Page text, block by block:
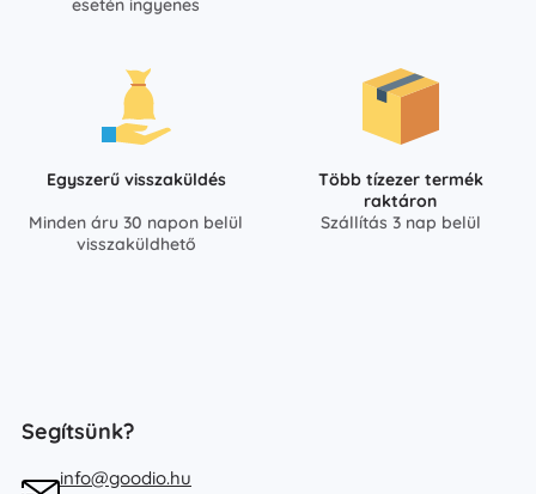
esetén ingyenes
Egyszerű visszaküldés
Minden áru 30 napon belül
visszaküldhető
Több tízezer termék
raktáron
Szállítás 3 nap belül
Segítsünk?
info@goodio.hu